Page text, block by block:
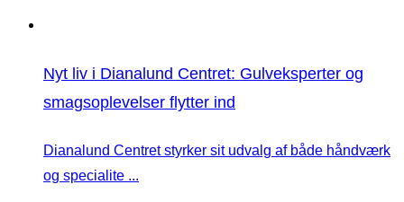
Nyt liv i Dianalund Centret: Gulveksperter og
smagsoplevelser flytter ind
Dianalund Centret styrker sit udvalg af både håndværk
og specialite ...